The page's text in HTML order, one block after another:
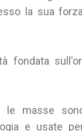
la sua
fondata
le masse
e usate